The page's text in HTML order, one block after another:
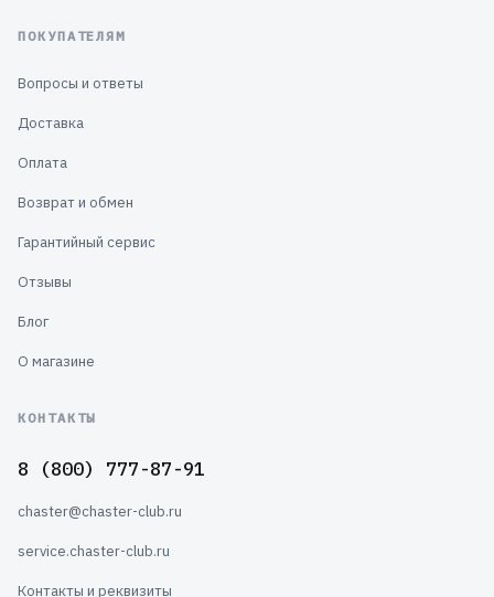
ПОКУПАТЕЛЯМ
Вопросы и ответы
Доставка
Оплата
Возврат и обмен
Гарантийный сервис
Отзывы
Блог
О магазине
КОНТАКТЫ
8 (800) 777-87-91
chaster@chaster-club.ru
service.chaster-club.ru
Контакты и реквизиты